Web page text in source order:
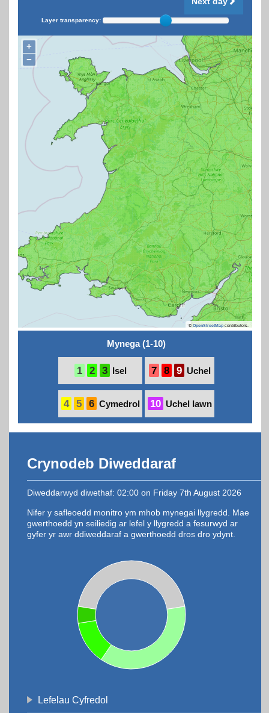
Layer transparency:
+
−
©OpenStreetMap contributors.
Mynega (1-10)
1 2 3 Isel
4 5 6 Cymedrol
7 8 9 Uchel
10 Uchel Iawn
Crynodeb Diweddaraf
Diweddarwyd diwethaf: 02:00 on Friday 7th August 2026
Nifer y safleoedd monitro ym mhob mynegai llygredd. Mae
gwerthoedd yn seiliedig ar lefel y llygredd a fesurwyd ar
gyfer yr awr ddiweddaraf a gwerthoedd dros dro ydynt.
Lefelau Cyfredol